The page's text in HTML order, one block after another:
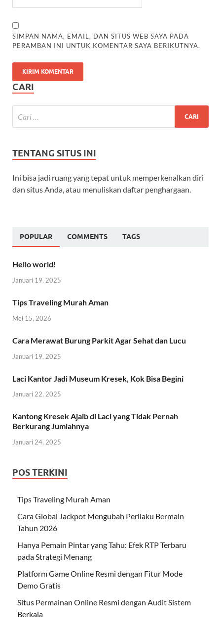
SIMPAN NAMA, EMAIL, DAN SITUS WEB SAYA PADA
PERAMBAN INI UNTUK KOMENTAR SAYA BERIKUTNYA.
CARI
TENTANG SITUS INI
Ini bisa jadi ruang yang tepat untuk memperkenalkan diri
dan situs Anda, atau menuliskan daftar penghargaan.
POPULAR COMMENTS TAGS
Hello world!
Januari 19, 2025
Tips Traveling Murah Aman
Mei 15, 2026
Cara Merawat Burung Parkit Agar Sehat dan Lucu
Januari 19, 2025
Laci Kantor Jadi Museum Kresek, Kok Bisa Begini
Januari 22, 2025
Kantong Kresek Ajaib di Laci yang Tidak Pernah
Berkurang Jumlahnya
Januari 24, 2025
POS TERKINI
Tips Traveling Murah Aman
Cara Global Jackpot Mengubah Perilaku Bermain
Tahun 2026
Hanya Pemain Pintar yang Tahu: Efek RTP Terbaru
pada Strategi Menang
Platform Game Online Resmi dengan Fitur Mode
Demo Gratis
Situs Permainan Online Resmi dengan Audit Sistem
Berkala